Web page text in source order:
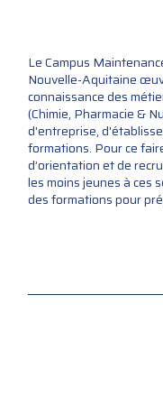
Le Campus
Nouvelle-Aquitaine
connaissance des
(Chimie, Pharmacie &
d'entreprise,
formations. Pour ce
d’orientation et de
les moins jeunes à ces
des formations pour